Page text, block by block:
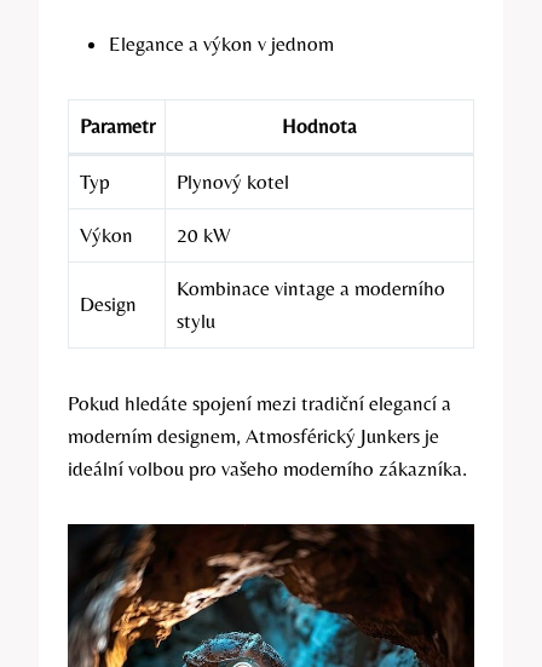
Elegance a výkon v jednom
Parametr Hodnota
Typ Plynový kotel
Výkon 20 kW
Design
Kombinace vintage a moderního
stylu
Pokud hledáte spojení mezi tradiční elegancí a
moderním designem, Atmosférický Junkers je
ideální volbou pro vašeho moderního zákazníka.